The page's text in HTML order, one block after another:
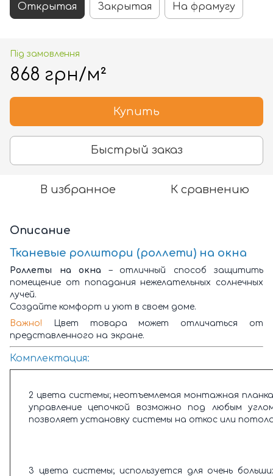
Открытая Закрытая На фрамугу
Під замовлення
868 грн/м²
Купить
Быстрый заказ
В избранное К сравнению
Описание
Тканевые ролштори (роллети) на окна
Роллеты на окна – отличный способ защитить
помещение от попадания нежелательных солнечных
лучей.
Создайте комфорт и уют в своем доме.
Важно!
Цвет товара может отличаться от
представленного на экране.
Комплектация:
2 цвета системы; неотъемлемая монтажная
управление цепочкой возможно под любым
позволяет установку системы на откос или
3 цвета системы; используется для очень